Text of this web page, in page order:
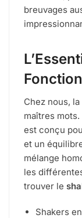
breuvages
Chez nous,
maîtres
est conçu
et un
mélange
les
trouver le
Shakers